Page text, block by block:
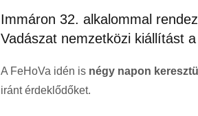
Immáron 32. alkalommal
Vadászat nemzetközi kiállítást
A FeHoVa idén is négy napon
iránt érdeklődőket.